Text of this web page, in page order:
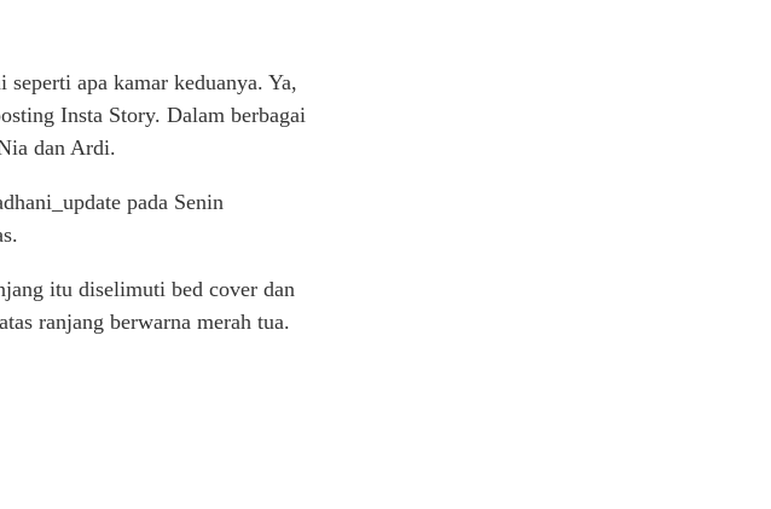
apa kamar keduanya. Ya,
Insta Story. Dalam berbagai
dan Ardi.
pada Senin
itu diselimuti bed cover dan
ranjang berwarna merah tua.